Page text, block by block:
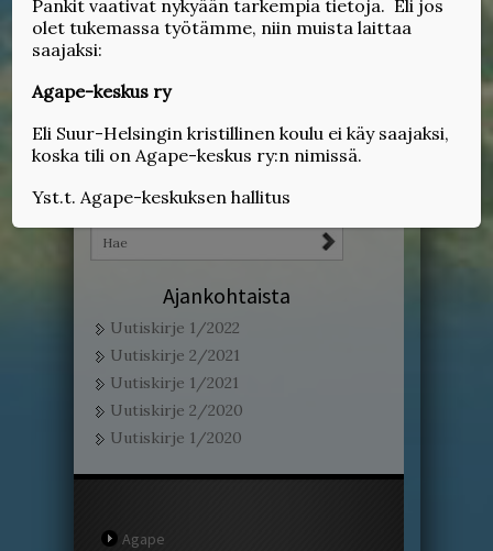
Ajankohtaista
Uutiskirje 1/2022
Uutiskirje 2/2021
Uutiskirje 1/2021
Uutiskirje 2/2020
Uutiskirje 1/2020
Agape
Pankit vaativat nykyään tarkempia tietoja. Eli jos
olet tukemassa työtämme, niin muista laittaa
saajaksi:
Agape-keskus ry
Eli Suur-Helsingin kristillinen koulu ei käy saajaksi,
koska tili on Agape-keskus ry:n nimissä.
Yst.t. Agape-keskuksen hallitus